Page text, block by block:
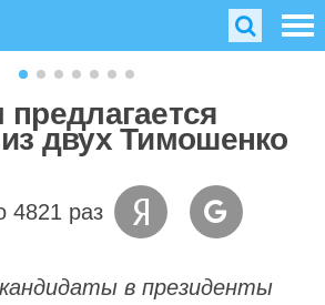
двух Тимошенко
4821 раз
в президенты